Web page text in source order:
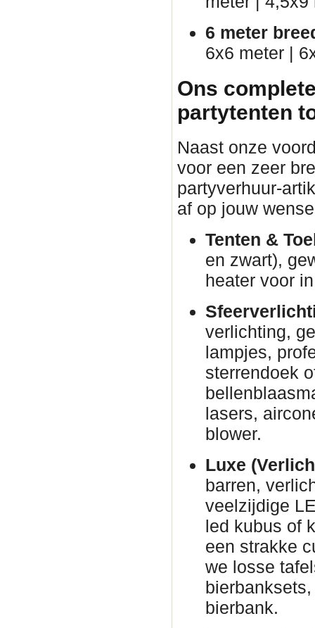
6 meter
6x6 meter |
Ons
partytenten
Naast onze
voor een zeer
partyverhuur-
af op jouw
Tenten &
en zwart),
heater voor
verlichting,
lampjes,
sterrendoek
lasers,
blower.
Luxe
barren,
veelzijdige
led kubus of
een strakke
we losse
bierbank.